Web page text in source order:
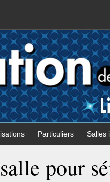
Particuliers Salles
pour